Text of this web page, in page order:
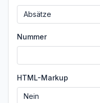
Nummer
HTML-Markup